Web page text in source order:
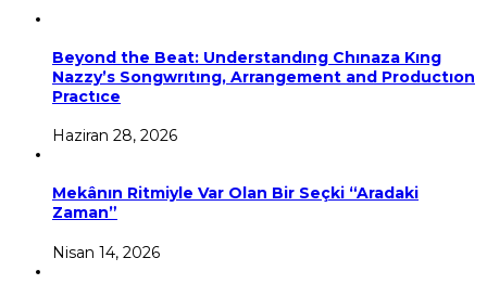
Beyond the Beat: Understandıng Chınaza Kıng
Nazzy’s Songwrıtıng, Arrangement and Productıon
Practıce
Haziran 28, 2026
Mekânın Ritmiyle Var Olan Bir Seçki “Aradaki
Zaman”
Nisan 14, 2026